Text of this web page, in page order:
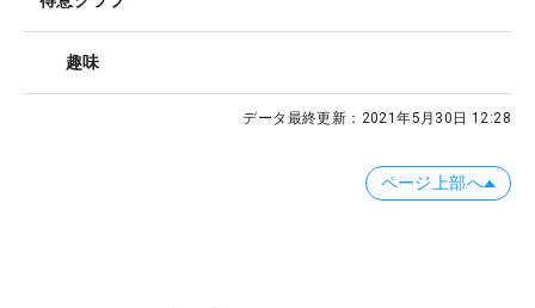
趣味
データ最終更新： 2021年5月30日 12:28
ページ上部へ